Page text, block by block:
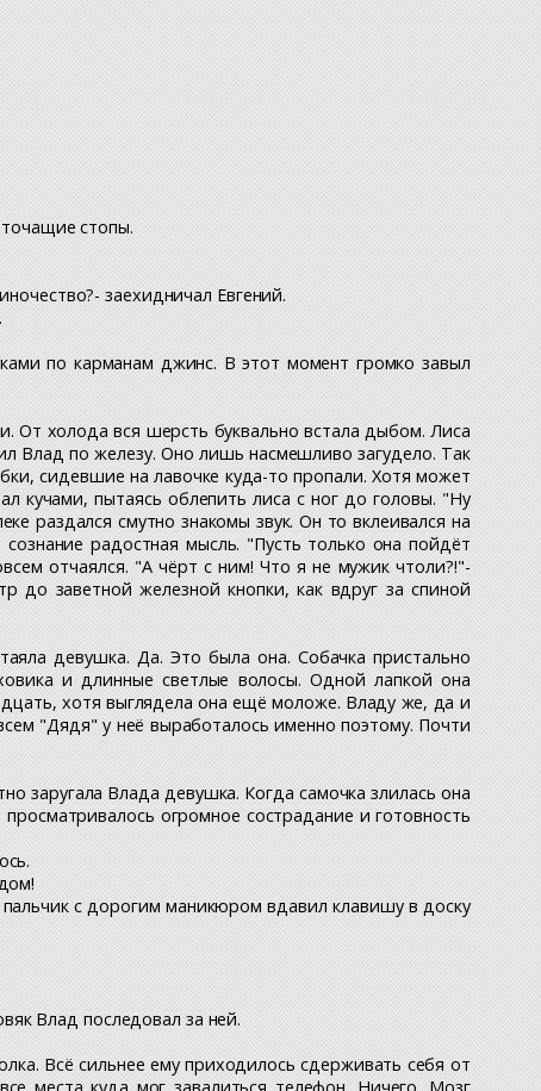
стопы.
заехидничал Евгений.
по карманам джинс. В этот момент громко завыл
От холода вся шерсть буквально встала дыбом. Лиса
Влад по железу. Оно лишь насмешливо загудело. Так
сидевшие на лавочке куда-то пропали. Хотя может
кучами, пытаясь облепить лиса с ног до головы. "Ну
раздался смутно знакомы звук. Он то вклеивался на
радостная мысль. "Пусть только она пойдёт
отчаялся. "А чёрт с ним! Что я не мужик чтоли?!"-
до заветной железной кнопки, как вдруг за спиной
девушка. Да. Это была она. Собачка пристально
и длинные светлые волосы. Одной лапкой она
хотя выглядела она ещё моложе. Владу же, да и
"Дядя" у неё выработалось именно поэтому. Почти
заругала Влада девушка. Когда самочка злилась она
огромное сострадание и готовность
с дорогим маникюром вдавил клавишу в доску
Влад последовал за ней.
Всё сильнее ему приходилось сдерживать себя от
места куда мог завалиться телефон. Ничего. Мозг